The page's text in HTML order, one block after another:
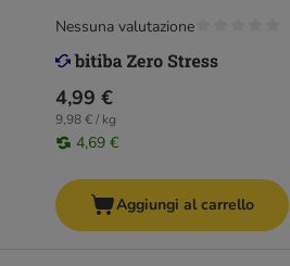
4,99 €
9,98 € / kg
4,69 €
Nessuna valutazione
Aggiungi al carrello